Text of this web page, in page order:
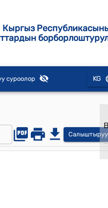
Кыргыз
суроолор KG
Салыштыруу